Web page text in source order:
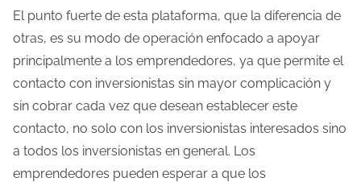
El punto fuerte de esta plataforma, que la diferencia de
otras, es su modo de operación enfocado a apoyar
principalmente a los emprendedores, ya que permite el
contacto con inversionistas sin mayor complicación y
sin cobrar cada vez que desean establecer este
contacto, no solo con los inversionistas interesados sino
a todos los inversionistas en general. Los
emprendedores pueden esperar a que los